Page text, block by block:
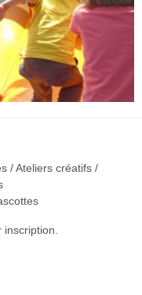
/ Ateliers créatifs /